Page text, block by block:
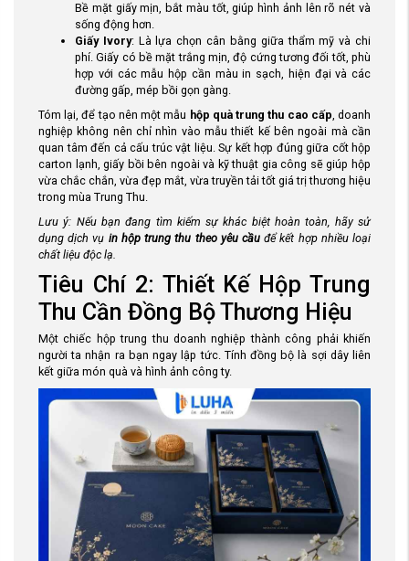
Bề mặt giấy mịn, bắt màu tốt, giúp hình ảnh lên rõ nét và
sống động hơn.
Giấy Ivory: Là lựa chọn cân bằng giữa thẩm mỹ và chi
phí. Giấy có bề mặt trắng mịn, độ cứng tương đối tốt, phù
hợp với các mẫu hộp cần màu in sạch, hiện đại và các
đường gấp, mép bồi gọn gàng.
Tóm lại, để tạo nên một mẫu hộp quà trung thu cao cấp, doanh
nghiệp không nên chỉ nhìn vào mẫu thiết kế bên ngoài mà cần
quan tâm đến cả cấu trúc vật liệu. Sự kết hợp đúng giữa cốt hộp
carton lạnh, giấy bồi bên ngoài và kỹ thuật gia công sẽ giúp hộp
vừa chắc chắn, vừa đẹp mắt, vừa truyền tải tốt giá trị thương hiệu
trong mùa Trung Thu.
Lưu ý: Nếu bạn đang tìm kiếm sự khác biệt hoàn toàn, hãy sử
dụng dịch vụ in hộp trung thu theo yêu cầuđể kết hợp nhiều loại
chất liệu độc lạ.
Tiêu Chí 2: Thiết Kế Hộp Trung
Thu Cần Đồng Bộ Thương Hiệu
Một chiếc hộp trung thu doanh nghiệp thành công phải khiến
người ta nhận ra bạn ngay lập tức. Tính đồng bộ là sợi dây liên
kết giữa món quà và hình ảnh công ty.